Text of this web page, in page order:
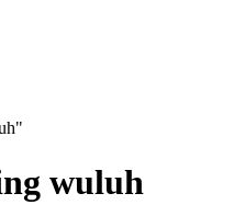
wuluh